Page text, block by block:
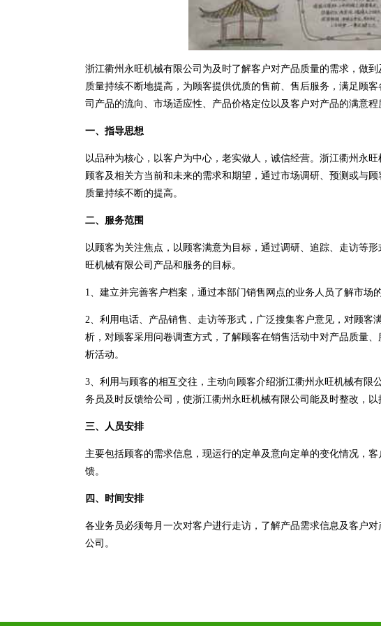
浙江衢州永旺机械有限公司为及时了解客户对产品质量的需求，做
质量持续不断地提高，为顾客提供优质的售前、售后服务，满足顾
司产品的流向、市场适应性、产品价格定位以及客户对产品的满意
一、指导思想
以品种为核心，以客户为中心，老实做人，诚信经营。浙江衢州永
顾客及相关方当前和未来的需求和期望，通过市场调研、预测或与
质量持续不断的提高。
二、服务范围
以顾客为关注焦点，以顾客满意为目标，通过调研、追踪、走访等
旺机械有限公司产品和服务的目标。
1、建立并完善客户档案，通过本部门销售网点的业务人员了解市场
2、利用电话、产品销售、走访等形式，广泛搜集客户意见，对顾
析，对顾客采用问卷调查方式，了解顾客在销售活动中对产品质量
析活动。
3、利用与顾客的相互交往，主动向顾客介绍浙江衢州永旺机械有限
务员及时反馈给公司，使浙江衢州永旺机械有限公司能及时整改，以
三、人员安排
主要包括顾客的需求信息，现运行的定单及意向定单的变化情况，
馈。
四、时间安排
各业务员必须每月一次对客户进行走访，了解产品需求信息及客户
公司。